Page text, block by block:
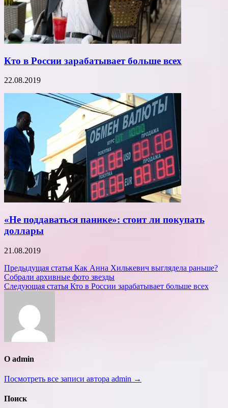
Кто в России зарабатывает больше всех
22.08.2019
«Не поддаваться панике»: стоит ли покупать
доллары
21.08.2019
Навигация
по
Предыдущая статья Как Анна Хилькевич выглядела раньше?
Собрали архивные фото звезды
Следующая статья Кто в России зарабатывает больше всех
О admin
Посмотреть все записи автора admin →
Поиск